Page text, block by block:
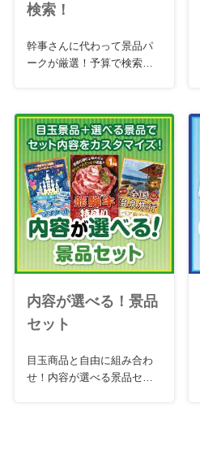
検索！
幹事さんに代わって景品パ
ークが厳選！予算で検索お
内容が選べる！景品
セット
目玉商品と自由に組み合わ
せ！内容が選べる景品セッ